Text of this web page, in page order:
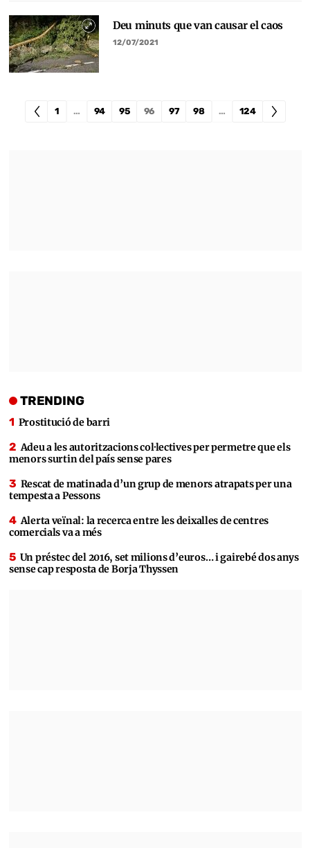
Deu minuts que van causar el caos
12/07/2021
1 … 94 95 96 97 98 … 124
TRENDING
Prostitució de barri
Adeu a les autoritzacions col·lectives per permetre que els
menors surtin del país sense pares
Rescat de matinada d’un grup de menors atrapats per una
tempesta a Pessons
Alerta veïnal: la recerca entre les deixalles de centres
comercials va a més
Un préstec del 2016, set milions d’euros… i gairebé dos anys
sense cap resposta de Borja Thyssen